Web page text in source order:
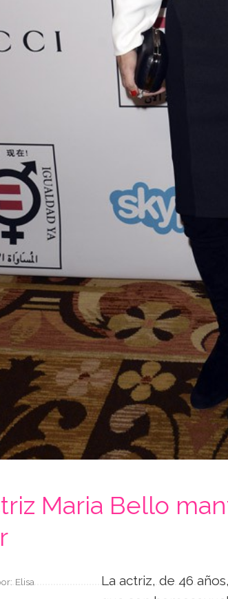
Maria Bello
Elisa
La actriz, de 46